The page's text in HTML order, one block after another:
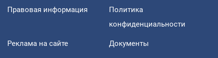
Правовая информация
Политика
конфиденциальности
Реклама на сайте Документы